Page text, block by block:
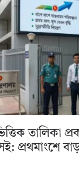
তালিকা
প্রথমাংশে